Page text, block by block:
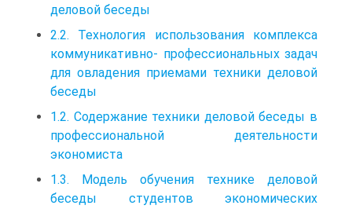
деловой беседы
2.2. Технология использования комплекса
коммуникативно- профессиональных задач
для овладения приемами техники деловой
беседы
1.2. Содержание техники деловой беседы в
профессиональной деятельности
экономиста
1.3. Модель обучения технике деловой
беседы студентов экономических